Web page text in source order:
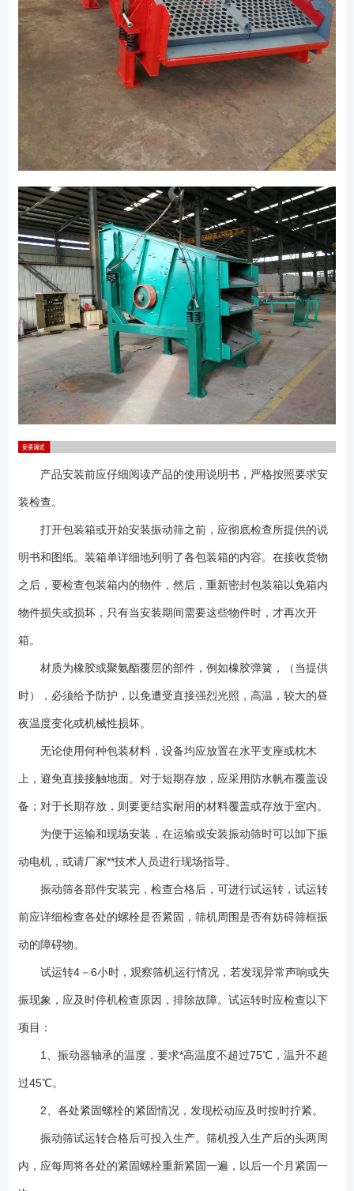
产品安装前应仔细阅读产品的使用说明书，严格按照要求安
装检查。
打开包装箱或开始安装振动筛之前，应彻底检查所提供的说
明书和图纸。装箱单详细地列明了各包装箱的内容。在接收货物
之后，要检查包装箱内的物件，然后，重新密封包装箱以免箱内
物件损失或损坏，只有当安装期间需要这些物件时，才再次开
箱。
材质为橡胶或聚氨酯覆层的部件，例如橡胶弹簧，（当提供
时），必须给予防护，以免遭受直接强烈光照，高温，较大的昼
夜温度变化或机械性损坏。
无论使用何种包装材料，设备均应放置在水平支座或枕木
上，避免直接接触地面。对于短期存放，应采用防水帆布覆盖设
备；对于长期存放，则要更结实耐用的材料覆盖或存放于室内。
为便于运输和现场安装，在运输或安装振动筛时可以卸下振
动电机，或请厂家**技术人员进行现场指导。
振动筛各部件安装完，检查合格后，可进行试运转，试运转
前应详细检查各处的螺栓是否紧固，筛机周围是否有妨碍筛框振
动的障碍物。
试运转4－6小时，观察筛机运行情况，若发现异常声响或失
振现象，应及时停机检查原因，排除故障。试运转时应检查以下
项目：
1、振动器轴承的温度，要求*高温度不超过75℃，温升不超
过45℃。
2、各处紧固螺栓的紧固情况，发现松动应及时按时拧紧。
振动筛试运转合格后可投入生产。筛机投入生产后的头两周
内，应每周将各处的紧固螺栓重新紧固一遍，以后一个月紧固一